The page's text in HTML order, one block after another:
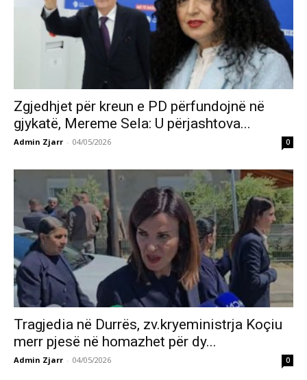
Zgjedhjet për kreun e PD përfundojnë në
gjykatë, Mereme Sela: U përjashtova...
Admin Zjarr - 04/05/2026 0
Tragjedia në Durrës, zv.kryeministrja Koçiu
merr pjesë në homazhet për dy...
Admin Zjarr - 04/05/2026 0